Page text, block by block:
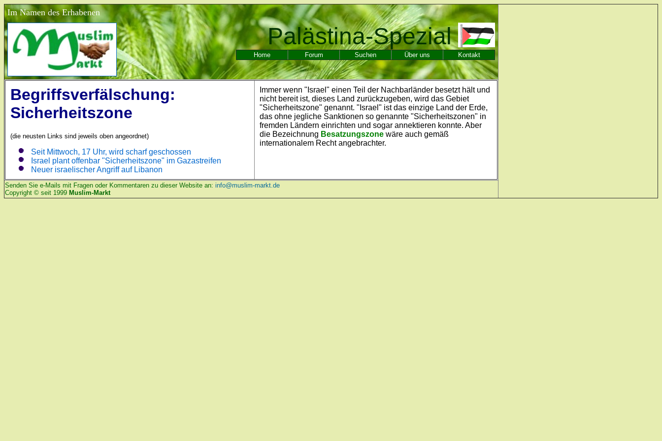
Im Namen des Erhabenen
Palästina-Spezial
Home Forum Suchen Über uns Kontakt
Begriffsverfälschung:
Sicherheitszone
(die neusten Links sind jeweils oben angeordnet)
Seit Mittwoch, 17 Uhr, wird scharf geschossen
Israel plant offenbar "Sicherheitszone" im Gazastreifen
Neuer israelischer Angriff auf Libanon
Immer wenn "Israel" einen Teil der Nachbarländer besetzt hält und
nicht bereit ist, dieses Land zurückzugeben, wird das Gebiet
"Sicherheitszone" genannt. "Israel" ist das einzige Land der Erde,
das ohne jegliche Sanktionen so genannte "Sicherheitszonen" in
fremden Ländern einrichten und sogar annektieren konnte. Aber
die Bezeichnung Besatzungszone wäre auch gemäß
internationalem Recht angebrachter.
Senden Sie e-Mails mit Fragen oder Kommentaren zu dieser Website an: info@muslim-markt.de
Copyright © seit 1999 Muslim-Markt